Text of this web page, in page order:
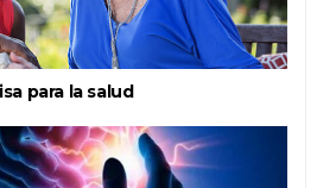
para la salud